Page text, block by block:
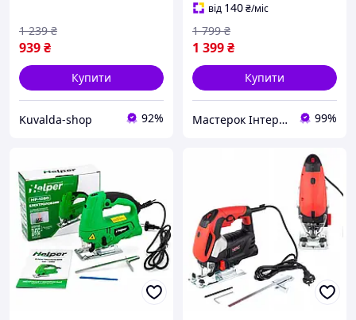
939₴
1 239 ₴
Купити
Kuvalda-shop 92%
лобзик для майстерні
лобзики
від 140₴/міс
1 399₴
1 799 ₴
Купити
Мастерок Інтернет магазин для кожного 99%